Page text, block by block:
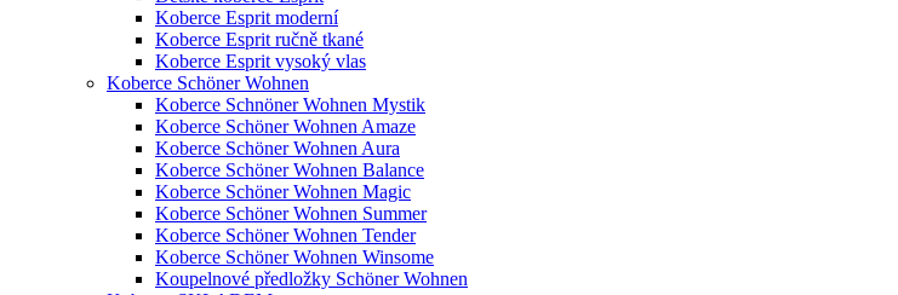
Koberce Esprit moderní
Koberce Esprit ručně tkané
Koberce Esprit vysoký vlas
Koberce Schöner Wohnen
Koberce Schnöner Wohnen Mystik
Koberce Schöner Wohnen Amaze
Koberce Schöner Wohnen Aura
Koberce Schöner Wohnen Balance
Koberce Schöner Wohnen Magic
Koberce Schöner Wohnen Summer
Koberce Schöner Wohnen Tender
Koberce Schöner Wohnen Winsome
Koupelnové předložky Schöner Wohnen